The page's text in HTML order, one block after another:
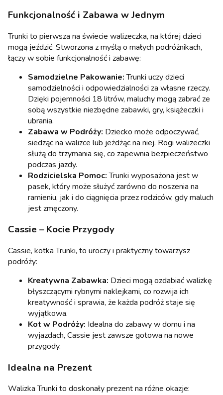
Funkcjonalność i Zabawa w Jednym
Trunki to pierwsza na świecie walizeczka, na której dzieci
mogą jeździć. Stworzona z myślą o małych podróżnikach,
łączy w sobie funkcjonalność i zabawę:
Samodzielne Pakowanie:Trunki uczy dzieci
samodzielności i odpowiedzialności za własne rzeczy.
Dzięki pojemności 18 litrów, maluchy mogą zabrać ze
sobą wszystkie niezbędne zabawki, gry, książeczki i
ubrania.
Zabawa w Podróży: Dziecko może odpoczywać,
siedząc na walizce lub jeżdżąc na niej. Rogi walizeczki
służą do trzymania się, co zapewnia bezpieczeństwo
podczas jazdy.
Rodzicielska Pomoc:Trunki wyposażona jest w
pasek, który może służyć zarówno do noszenia na
ramieniu, jak i do ciągnięcia przez rodziców, gdy maluch
jest zmęczony.
Cassie – Kocie Przygody
Cassie, kotka Trunki, to uroczy i praktyczny towarzysz
podróży:
Kreatywna Zabawka: Dzieci mogą ozdabiać walizkę
błyszczącymi rybnymi naklejkami, co rozwija ich
kreatywność i sprawia, że każda podróż staje się
wyjątkowa.
Kot w Podróży: Idealna do zabawy w domu i na
wyjazdach, Cassie jest zawsze gotowa na nowe
przygody.
Idealna na Prezent
Walizka Trunki to doskonały prezent na różne okazje: